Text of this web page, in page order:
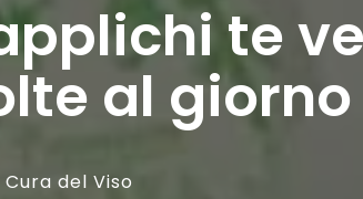
te
al giorno
Cura del Viso